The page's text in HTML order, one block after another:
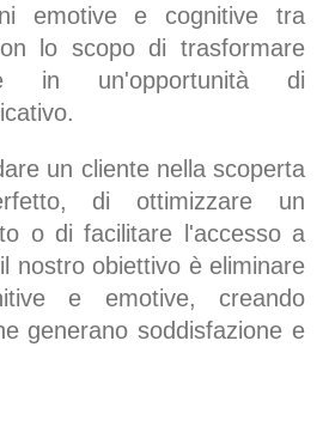
emotive e cognitive tra
lo scopo di trasformare
in un'opportunità di
un cliente nella scoperta
di ottimizzare un
o di facilitare l'accesso a
nostro obiettivo è eliminare
e emotive, creando
generano soddisfazione e